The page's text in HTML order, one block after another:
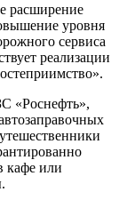
расширение
уровня
сервиса
реализации
«Роснефть»,
кафе или